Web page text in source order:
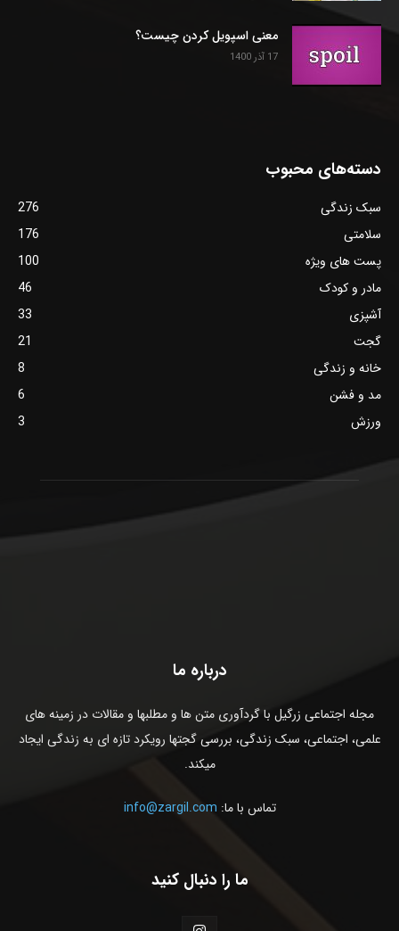
معنی اسپویل کردن چیست؟
17 آذر 1400
دسته‌های محبوب
سبک زندگی
276
سلامتی
176
پست های ویژه
100
مادر و کودک
46
آشپزی
33
گجت
21
خانه و زندگی
8
مد و فشن
6
ورزش
3
درباره ما
مجله اجتماعی زرگیل با گردآوری متن ها و مطلبها و مقالات در زمینه های
علمی، اجتماعی، سبک زندگی، بررسی گجتها رویکرد تازه ای به زندگی ایجاد
میکند.
تماس با ما: info@zargil.com
ما را دنبال کنید